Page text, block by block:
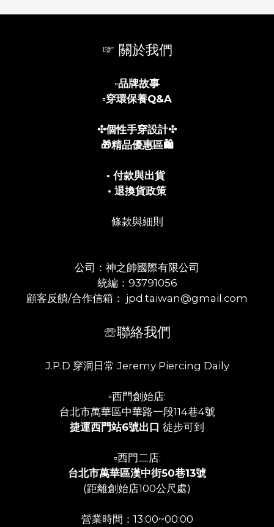
☞ 關於我們
▫️品牌故事
▫️穿環保養Q&A
✣個性手穿設計✣
🎁精品優惠區🛍️
• 付款與出貨
• 退換貨政策
條款與細則
公司：神之帥國際有限公司
統編：93791056
顧客反饋/合作信箱： jpd.taiwan@gmail.com
☏聯絡我們
J.P.D 穿洞日常 Jeremy Piercing Daily
▫️西門創始店:
台北市萬華區中華路一段114巷4號
捷運西門站6號出口 徒步可到
▫️西門二店:
台北市萬華區漢中街50巷13號
(距離創始店100公尺處)
營業時間：13:00~00:00